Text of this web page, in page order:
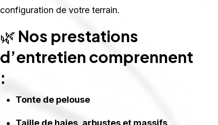
configuration de votre terrain.
🌿 Nos prestations
d’entretien comprennent
:
Tonte de pelouse
Taille de haies, arbustes et massifs